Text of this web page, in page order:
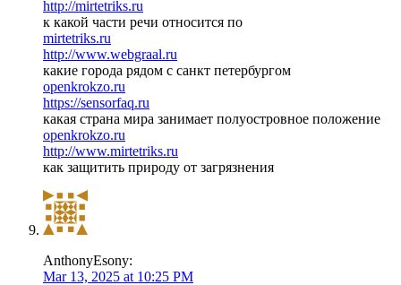
http://mirtetriks.ru
к какой части речи относится по
mirtetriks.ru
http://www.webgraal.ru
какие города рядом с санкт петербургом
openkrokzo.ru
https://sensorfaq.ru
какая страна мира занимает полуостровное положение
openkrokzo.ru
http://www.mirtetriks.ru
как защитить природу от загрязнения
AnthonyEsony:
Mar 13, 2025 at 10:25 PM